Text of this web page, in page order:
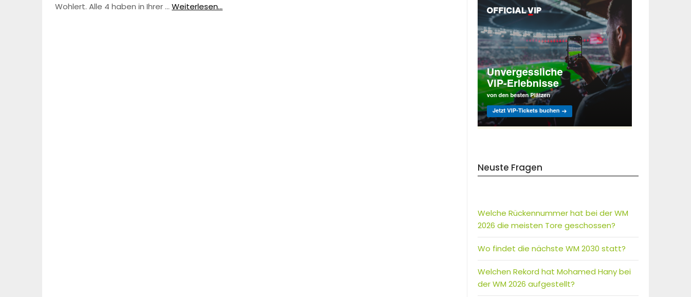
Wohlert. Alle 4 haben in Ihrer … Weiterlesen...
Neuste Fragen
Welche Rückennummer hat bei der WM
2026 die meisten Tore geschossen?
Wo findet die nächste WM 2030 statt?
Welchen Rekord hat Mohamed Hany bei
der WM 2026 aufgestellt?